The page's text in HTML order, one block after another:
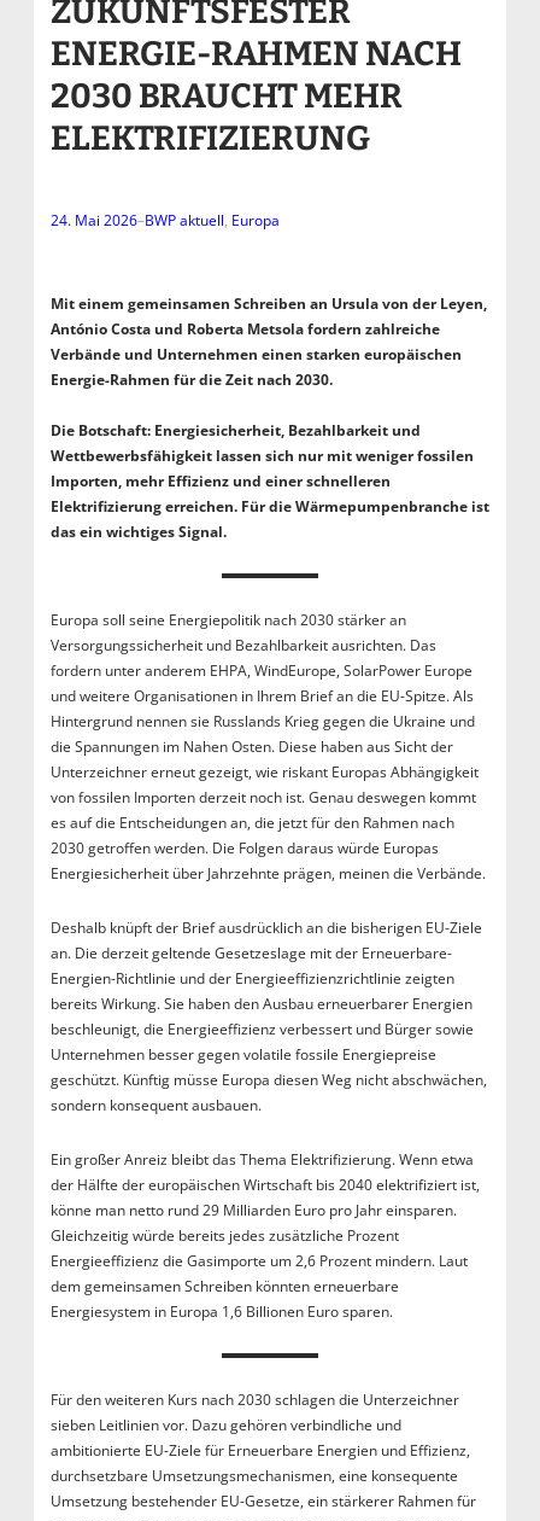
ZUKUNFTSFESTER
ENERGIE-RAHMEN NACH
2030 BRAUCHT MEHR
ELEKTRIFIZIERUNG
24. Mai 2026–BWP aktuell, Europa
Mit einem gemeinsamen Schreiben an Ursula von der Leyen,
António Costa und Roberta Metsola fordern zahlreiche
Verbände und Unternehmen einen starken europäischen
Energie-Rahmen für die Zeit nach 2030.
Die Botschaft: Energiesicherheit, Bezahlbarkeit und
Wettbewerbsfähigkeit lassen sich nur mit weniger fossilen
Importen, mehr Effizienz und einer schnelleren
Elektrifizierung erreichen. Für die Wärmepumpenbranche ist
das ein wichtiges Signal.
Europa soll seine Energiepolitik nach 2030 stärker an
Versorgungssicherheit und Bezahlbarkeit ausrichten. Das
fordern unter anderem EHPA, WindEurope, SolarPower Europe
und weitere Organisationen in Ihrem Brief an die EU-Spitze. Als
Hintergrund nennen sie Russlands Krieg gegen die Ukraine und
die Spannungen im Nahen Osten. Diese haben aus Sicht der
Unterzeichner erneut gezeigt, wie riskant Europas Abhängigkeit
von fossilen Importen derzeit noch ist. Genau deswegen kommt
es auf die Entscheidungen an, die jetzt für den Rahmen nach
2030 getroffen werden. Die Folgen daraus würde Europas
Energiesicherheit über Jahrzehnte prägen, meinen die Verbände.
Deshalb knüpft der Brief ausdrücklich an die bisherigen EU-Ziele
an. Die derzeit geltende Gesetzeslage mit der Erneuerbare-
Energien-Richtlinie und der Energieeffizienzrichtlinie zeigten
bereits Wirkung. Sie haben den Ausbau erneuerbarer Energien
beschleunigt, die Energieeffizienz verbessert und Bürger sowie
Unternehmen besser gegen volatile fossile Energiepreise
geschützt. Künftig müsse Europa diesen Weg nicht abschwächen,
sondern konsequent ausbauen.
Ein großer Anreiz bleibt das Thema Elektrifizierung. Wenn etwa
der Hälfte der europäischen Wirtschaft bis 2040 elektrifiziert ist,
könne man netto rund 29 Milliarden Euro pro Jahr einsparen.
Gleichzeitig würde bereits jedes zusätzliche Prozent
Energieeffizienz die Gasimporte um 2,6 Prozent mindern. Laut
dem gemeinsamen Schreiben könnten erneuerbare
Energiesystem in Europa 1,6 Billionen Euro sparen.
Für den weiteren Kurs nach 2030 schlagen die Unterzeichner
sieben Leitlinien vor. Dazu gehören verbindliche und
ambitionierte EU-Ziele für Erneuerbare Energien und Effizienz,
durchsetzbare Umsetzungsmechanismen, eine konsequente
Umsetzung bestehender EU-Gesetze, ein stärkerer Rahmen für